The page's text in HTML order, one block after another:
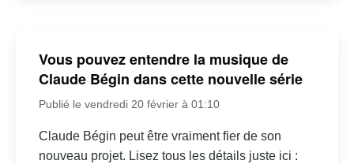
Vous pouvez entendre la musique de
Claude Bégin dans cette nouvelle série
Publié le vendredi 20 février à 01:10
Claude Bégin peut être vraiment fier de son
nouveau projet. Lisez tous les détails juste ici :